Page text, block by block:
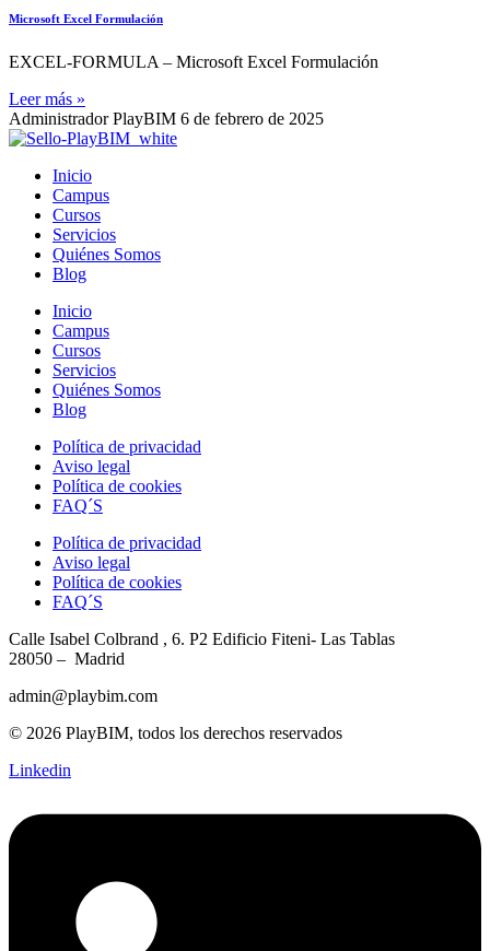
Microsoft Excel Formulación
EXCEL-FORMULA – Microsoft Excel Formulación
Leer más »
Administrador PlayBIM 6 de febrero de 2025
Inicio
Campus
Cursos
Servicios
Quiénes Somos
Blog
Inicio
Campus
Cursos
Servicios
Quiénes Somos
Blog
Política de privacidad
Aviso legal
Política de cookies
FAQ´S
Política de privacidad
Aviso legal
Política de cookies
FAQ´S
Calle Isabel Colbrand , 6. P2 Edificio Fiteni- Las Tablas
28050 – Madrid
admin@playbim.com
© 2026 PlayBIM, todos los derechos reservados
Linkedin